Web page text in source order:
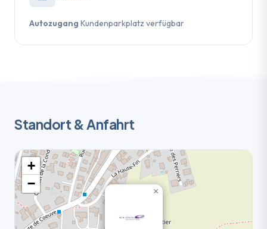
Autozugang Kundenparkplatz verfügbar
Standort & Anfahrt
×
+
−